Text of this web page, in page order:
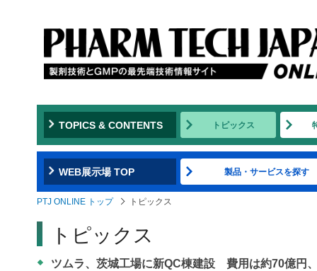
TOPICS & CONTENTS トピックス
WEB展示場 TOP 製品・サービスを探す
PTJ ONLINE トップ トピックス
トピックス
ツムラ、茨城工場に新QC棟建設 費用は約70億円